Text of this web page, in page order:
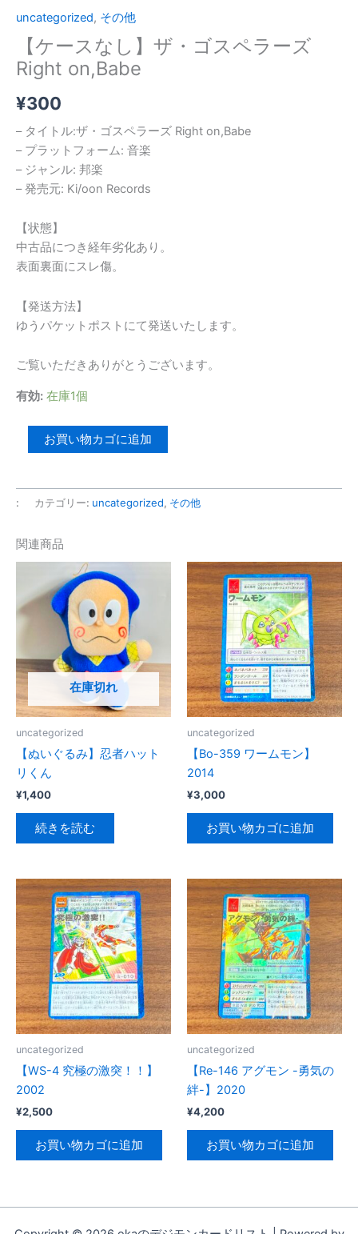
uncategorized, その他
【ケースなし】ザ・ゴスペラーズ
Right on,Babe
¥300
– タイトル:ザ・ゴスペラーズ Right on,Babe
– プラットフォーム: 音楽
– ジャンル: 邦楽
– 発売元: Ki/oon Records
【状態】
中古品につき経年劣化あり。
表面裏面にスレ傷。
【発送方法】
ゆうパケットポストにて発送いたします。
ご覧いただきありがとうございます。
有効: 在庫1個
な
し】
ゴ
ラ
Right
on,Babe
個
お買い物カゴに追加
: カテゴリー: uncategorized, その他
関連商品
在庫切れ
uncategorized
【ぬいぐるみ】忍者ハット
リくん
¥1,400
続きを読む
uncategorized
【Bo-359 ワームモン】
2014
¥3,000
お買い物カゴに追加
uncategorized
【WS-4 究極の激突！！】
2002
¥2,500
お買い物カゴに追加
uncategorized
【Re-146 アグモン -勇気の
絆-】2020
¥4,200
お買い物カゴに追加